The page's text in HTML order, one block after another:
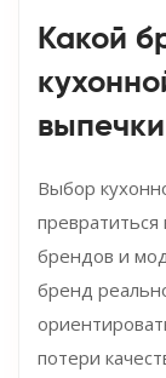
Какой
выпечки
Выбор
превратиться
брендов и
бренд
потери